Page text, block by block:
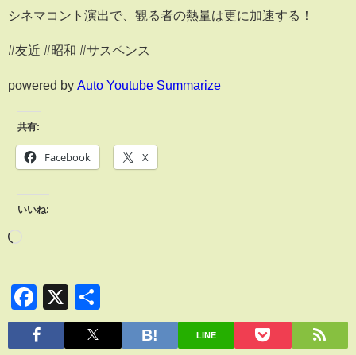
シネマコント演出で、観る者の熱量は更に加速する！
#友近 #昭和 #サスペンス
powered by Auto Youtube Summarize
共有:
Facebook X
いいね:
Facebook
X
有
LINE